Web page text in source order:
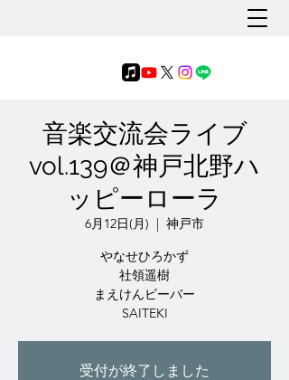
音楽交流会ライブ
vol.139＠神戸北野ハ
ッピーローラ
6月12日(月)
  |
神戸市
やなせひろかず
社領遥樹
まえけんビーバー
SAITEKI
受付が終了しました